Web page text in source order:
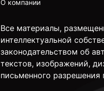
О компании
Все материалы,
интеллектуальной
законодательством об
текстов, изображений,
письменного разрешения